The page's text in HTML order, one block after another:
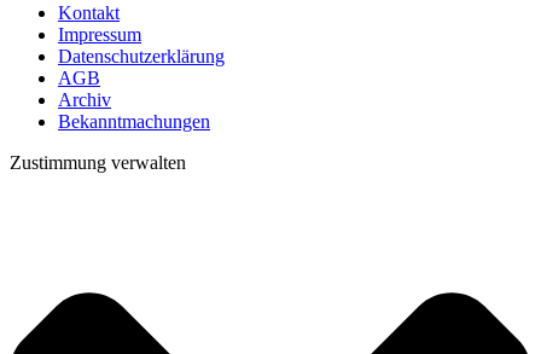
Kontakt
Impressum
Datenschutzerklärung
AGB
Archiv
Bekanntmachungen
Zustimmung verwalten